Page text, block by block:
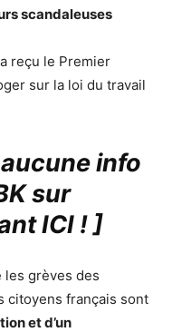
scandaleuses
reçu le Premier
sur la loi du travail
info
sur
ICI ! ]
les grèves des
citoyens français sont
et d’un